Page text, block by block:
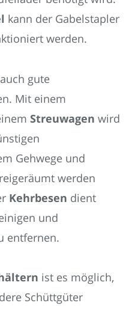
kann der Gabelstapler
werden.
gute
Mit einem
Streuwagen wird
Gehwege und
werden
Kehrbesen dient
und
entfernen.
ist es möglich,
Schüttgüter